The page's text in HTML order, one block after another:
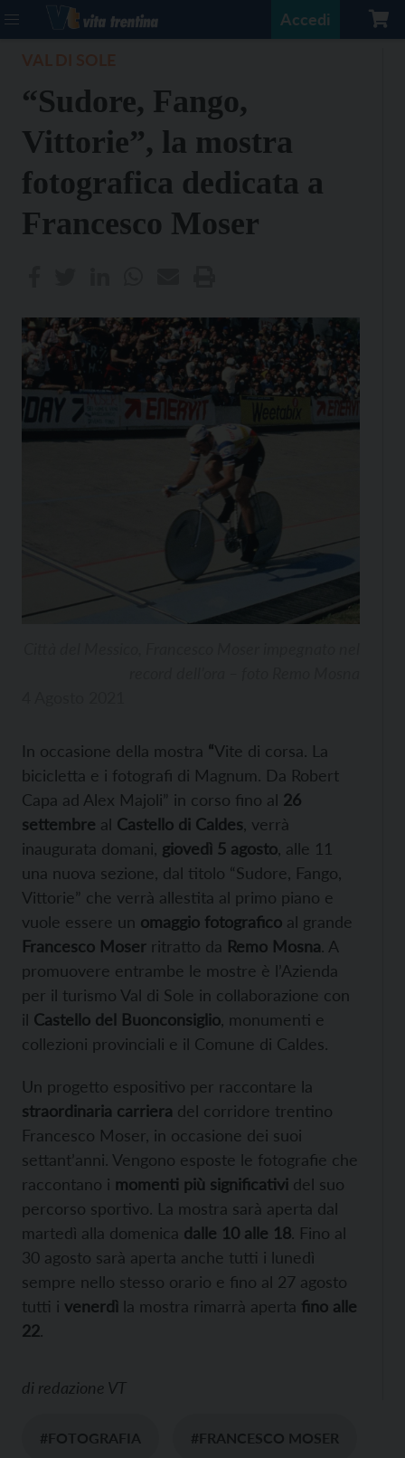
Accedi
“Sudore, Fango,
Vittorie”, la mostra
fotografica dedicata a
Francesco Moser
In occasione della mostra “Vite di corsa. La
bicicletta e i fotografi di Magnum. Da Robert
Capa ad Alex Majoli” in corso fino al 26
settembre al Castello di Caldes , verrà
inaugurata domani, giovedì 5 agosto , alle 11
una nuova sezione, dal titolo “Sudore, Fango,
Vittorie” che verrà allestita al primo piano e
vuole essere un omaggio fotografico al grande
Francesco Moser ritratto da Remo Mosna. A
promuovere entrambe le mostre è l’Azienda
per il turismo Val di Sole in collaborazione con
il Castello del Buonconsiglio , monumenti e
collezioni provinciali e il Comune di Caldes.
Un progetto espositivo per raccontare la
straordinaria carriera del corridore trentino
Francesco Moser, in occasione dei suoi
settant’anni. Vengono esposte le fotografie che
raccontano i momenti più significativi del suo
percorso sportivo. La mostra sarà aperta dal
martedì alla domenica dalle 10 alle 18. Fino al
30 agosto sarà aperta anche tutti i lunedì
sempre nello stesso orario e fino al 27 agosto
tutti i venerdì la mostra rimarrà aperta fino alle
22.
di redazione VT
#FOTOGRAFIA #FRANCESCO MOSER